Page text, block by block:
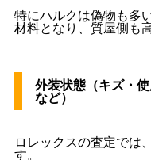
特にハルクは偽物も多
材料となり、質屋側も
外装状態（キズ・
など）
ロレックスの査定では
す。